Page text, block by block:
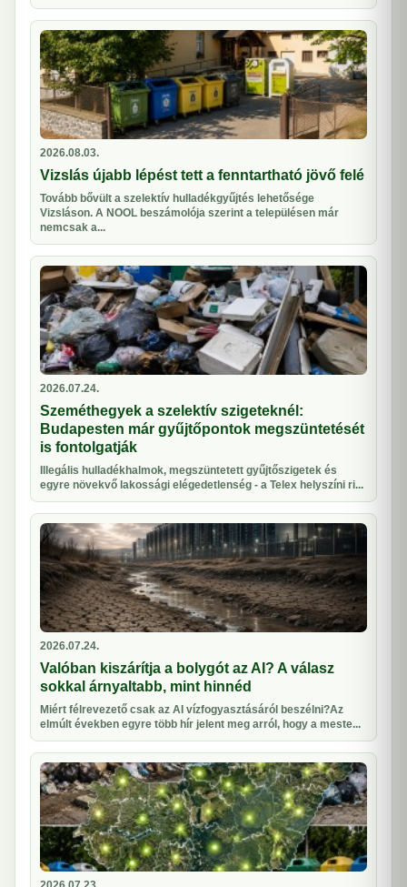
2026.08.03.
Vizslás újabb lépést tett a fenntartható jövő felé
Tovább bővült a szelektív hulladékgyűjtés lehetősége
Vizsláson. A NOOL beszámolója szerint a településen már
nemcsak a...
2026.07.24.
Szeméthegyek a szelektív szigeteknél:
Budapesten már gyűjtőpontok megszüntetését
is fontolgatják
Illegális hulladékhalmok, megszüntetett gyűjtőszigetek és
egyre növekvő lakossági elégedetlenség - a Telex helyszíni ri...
2026.07.24.
Valóban kiszárítja a bolygót az AI? A válasz
sokkal árnyaltabb, mint hinnéd
Miért félrevezető csak az AI vízfogyasztásáról beszélni?Az
elmúlt években egyre több hír jelent meg arról, hogy a meste...